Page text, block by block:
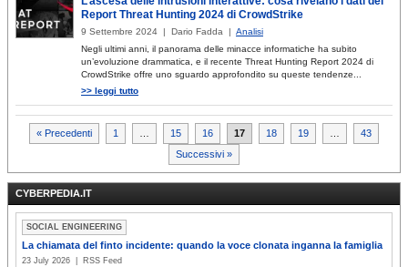
Report Threat Hunting 2024 di CrowdStrike
9 Settembre 2024 | Dario Fadda | Analisi
Negli ultimi anni, il panorama delle minacce informatiche ha subito
un’evoluzione drammatica, e il recente Threat Hunting Report 2024 di
CrowdStrike offre uno sguardo approfondito su queste tendenze...
>> leggi tutto
Paginazione
articoli
« Precedenti 1 15 16 17 18 19
43
Successivi »
CYBERPEDIA.IT
SOCIAL ENGINEERING
La chiamata del finto incidente: quando la voce clonata inganna la famiglia
23 July 2026 | RSS Feed